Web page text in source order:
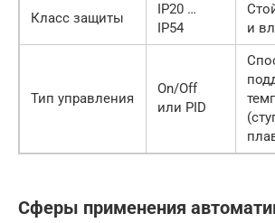
Класс защиты
IP20 …
IP54
и
Тип управления
On/Off
или PID
Сферы применения